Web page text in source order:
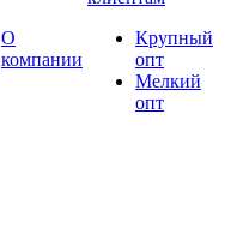
О
компании
Крупный
опт
Мелкий
опт